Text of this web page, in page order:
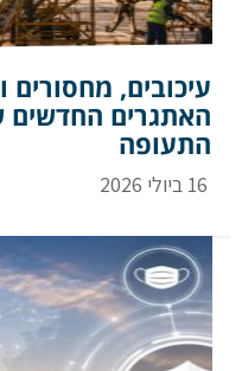
עיכובים, מחסורים
האתגרים החדשים
התעופה
16 ביולי 2026
אם
סימן